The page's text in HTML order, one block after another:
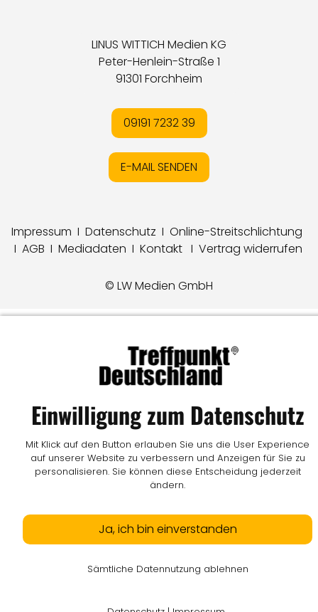
LINUS WITTICH Medien KG
Peter-Henlein-Straße 1
91301 Forchheim
09191 7232 39
E-MAIL SENDEN
Impressum I Datenschutz I Online-Streitschlichtung
I AGB I Mediadaten I Kontakt I Vertrag widerrufen
© LW Medien GmbH
Einwilligung zum Datenschutz
Mit Klick auf den Button erlauben Sie uns die User Experience
auf unserer Website zu verbessern und Anzeigen für Sie zu
personalisieren. Sie können diese Entscheidung jederzeit
ändern.
Ja, ich bin einverstanden
Sämtliche Datennutzung ablehnen